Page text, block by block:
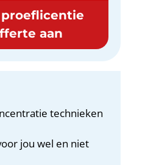
proeflicentie
aan
technieken
jou wel en niet